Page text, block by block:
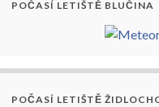
POČASÍ LETIŠTĚ BLUČINA
POČASÍ LETIŠTĚ